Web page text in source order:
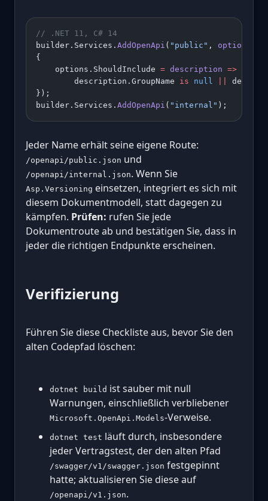
// .NET 11, C# 14
builder.Services. AddOpenApi ( "public" , options
{
    options.ShouldInclude
= description =>
        description.GroupName
is null
});
builder.Services. AddOpenApi ( "internal" );
Jeder Name erhält seine eigene Route:
/openapi/public.json und
/openapi/internal.json. Wenn Sie
Asp.Versioning einsetzen, integriert es sich mit
diesem Dokumentmodell, statt dagegen zu
kämpfen. Prüfen: rufen Sie jede
Dokumentroute ab und bestätigen Sie, dass in
jeder die richtigen Endpunkte erscheinen.
Verifizierung
Führen Sie diese Checkliste aus, bevor Sie den
alten Codepfad löschen:
dotnet build ist sauber mit null
Warnungen, einschließlich verbliebener
Microsoft.OpenApi.Models-Verweise.
dotnet test läuft durch, insbesondere
jeder Vertragstest, der den alten Pfad
/swagger/v1/swagger.json festgepinnt
hatte; aktualisieren Sie diese auf
/openapi/v1.json.